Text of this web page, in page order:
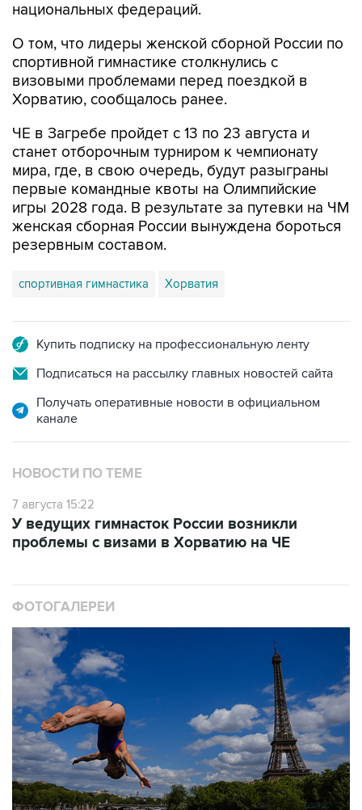
национальных федераций.
О том, что лидеры женской сборной России по
спортивной гимнастике столкнулись с
визовыми проблемами перед поездкой в
Хорватию, сообщалось ранее.
ЧЕ в Загребе пройдет с 13 по 23 августа и
станет отборочным турниром к чемпионату
мира, где, в свою очередь, будут разыграны
первые командные квоты на Олимпийские
игры 2028 года. В результате за путевки на ЧМ
женская сборная России вынуждена бороться
резервным составом.
спортивная гимнастика Хорватия
Купить подписку на профессиональную ленту
Подписаться на рассылку главных новостей сайта
Получать оперативные новости в официальном
канале
НОВОСТИ ПО ТЕМЕ
7 августа 15:22
У ведущих гимнасток России возникли
проблемы с визами в Хорватию на ЧЕ
ФОТОГАЛЕРЕИ